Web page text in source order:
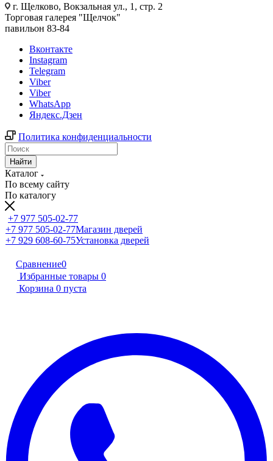
г. Щелково, Вокзальная ул., 1, стр. 2
Торговая галерея "Щелчок"
павильон 83-84
Вконтакте
Instagram
Telegram
Viber
Viber
WhatsApp
Яндекс.Дзен
Политика конфиденциальности
Найти
Каталог
По всему сайту
По каталогу
+7 977 505-02-77
+7 977 505-02-77Магазин дверей
+7 929 608-60-75Установка дверей
Сравнение0
Избранные товары 0
Корзина 0 пуста